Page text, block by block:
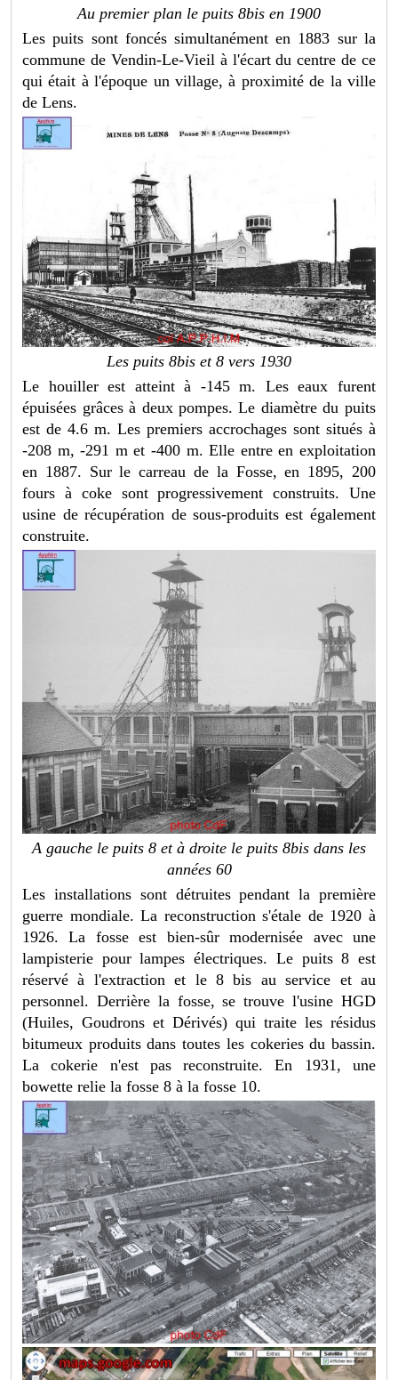
Au premier plan le puits 8bis en 1900
Les puits sont foncés simultanément en 1883 sur la
commune de Vendin-Le-Vieil à l'écart du centre de ce
qui était à l'époque un village, à proximité de la ville
de Lens.
Les puits 8bis et 8 vers 1930
Le houiller est atteint à -145 m. Les eaux furent
épuisées grâces à deux pompes. Le diamètre du puits
est de 4.6 m. Les premiers accrochages sont situés à
-208 m, -291 m et -400 m. Elle entre en exploitation
en 1887. Sur le carreau de la Fosse, en 1895, 200
fours à coke sont progressivement construits. Une
usine de récupération de sous-produits est également
construite.
A gauche le puits 8 et à droite le puits 8bis dans les
années 60
Les installations sont détruites pendant la première
guerre mondiale. La reconstruction s'étale de 1920 à
1926. La fosse est bien-sûr modernisée avec une
lampisterie pour lampes électriques. Le puits 8 est
réservé à l'extraction et le 8 bis au service et au
personnel. Derrière la fosse, se trouve l'usine HGD
(Huiles, Goudrons et Dérivés) qui traite les résidus
bitumeux produits dans toutes les cokeries du bassin.
La cokerie n'est pas reconstruite. En 1931, une
bowette relie la fosse 8 à la fosse 10.